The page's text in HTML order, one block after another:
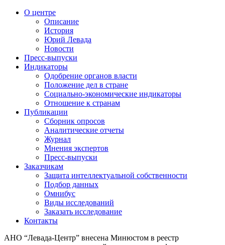
О центре
Описание
История
Юрий Левада
Новости
Пресс-выпуски
Индикаторы
Одобрение органов власти
Положение дел в стране
Социально-экономические индикаторы
Отношение к странам
Публикации
Сборник опросов
Аналитические отчеты
Журнал
Мнения экспертов
Пресс-выпуски
Заказчикам
Защита интеллектуальной собственности
Подбор данных
Омнибус
Виды исследований
Заказать исследование
Контакты
АНО “Левада-Центр” внесена Минюстом в реестр